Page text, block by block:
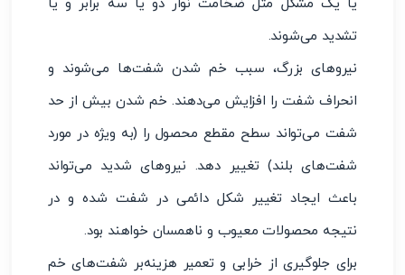
یا یک مشکل مثل ضخامت نوار دو یا سه برابر و یا
تشدید می‌شوند.
نیروهای بزرگ، سبب خم شدن شفت‌ها می‌شوند و
انحراف شفت را افزایش می‌دهند. خم شدن بیش از حد
شفت می‌تواند سطح مقطع محصول را (به ویژه در مورد
شفت‌های بلند) تغییر دهد. نیروهای شدید می‌تواند
باعث ایجاد تغییر شکل دائمی در شفت شده و در
نتیجه محصولات معیوب و ناهمسان خواهند بود.
برای جلوگیری از خرابی و تعمیر هزینه‌بر شفت‌های خم